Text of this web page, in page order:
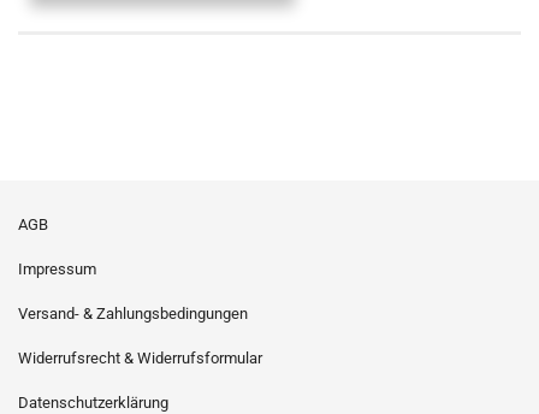
AGB
Impressum
Versand- & Zahlungsbedingungen
Widerrufsrecht & Widerrufsformular
Datenschutzerklärung